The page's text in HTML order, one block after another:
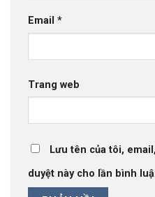
Email *
Trang web
Lưu tên của tôi,
duyệt này cho lần bình